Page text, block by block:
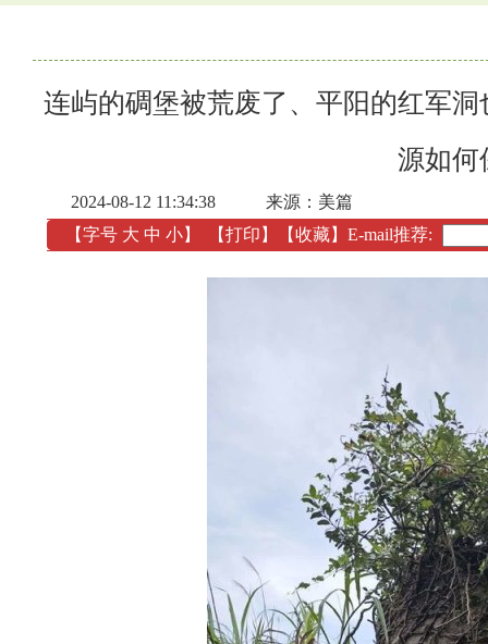
连屿的碉堡被荒废了、平阳的红军
源如何
2024-08-12 11:34:38
来源：美篇
【字号 大 中 小】 【打印 】 【收藏】 E-mail推荐: